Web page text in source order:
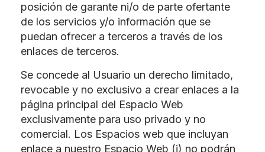
posición de garante ni/o de parte ofertante
de los servicios y/o información que se
puedan ofrecer a terceros a través de los
enlaces de terceros.
Se concede al Usuario un derecho limitado,
revocable y no exclusivo a crear enlaces a la
página principal del Espacio Web
exclusivamente para uso privado y no
comercial. Los Espacios web que incluyan
enlace a nuestro Espacio Web (i) no podrán